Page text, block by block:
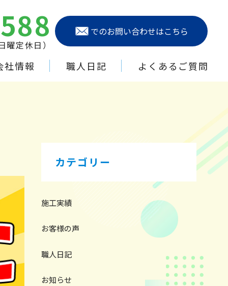
社情報 職人日記 よくあるご質問
定休日）
でのお問い合わせはこちら
カテゴリー
施工実績
お客様の声
職人日記
お知らせ